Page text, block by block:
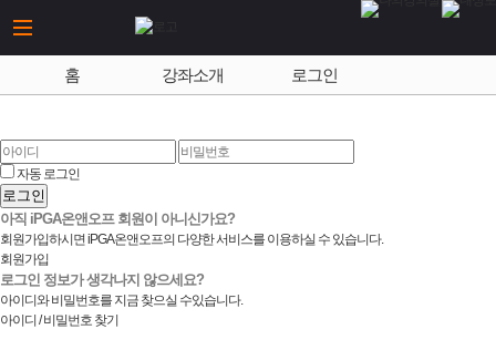
홈 강좌소개 로그인
자동 로그인
로그인
아직 iPGA온앤오프 회원이 아니신가요?
회원가입하시면 iPGA온앤오프의 다양한 서비스를 이용하실 수 있습니다.
회원가입
로그인 정보가 생각나지 않으세요?
아이디와 비밀번호를 지금 찾으실 수있습니다.
아이디 / 비밀번호 찾기